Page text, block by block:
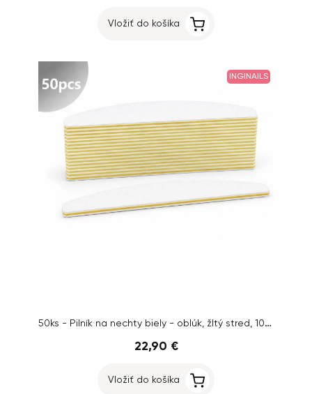
Vložiť do košíka
INGINAILS
50ks - Pilník na nechty biely - oblúk, žltý stred, 100/180
22,90 €
Vložiť do košíka